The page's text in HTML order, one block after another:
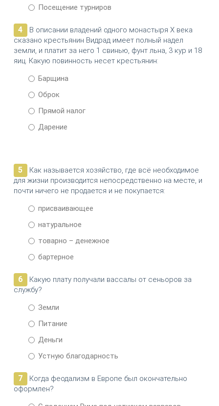
Посещение турниров
4
В описании владений одного монастыря X века
сказано крестьянин Видрад имеет полный надел
земли, и платит за него 1 свинью, фунт льна, 3 кур и 18
яиц. Какую повинность несет крестьянин:
Барщина
Оброк
Прямой налог
Дарение
5
Как называется хозяйство, где всё необходимое
для жизни производится непосредственно на месте, и
почти ничего не продается и не покупается:
присваивающее
натуральное
товарно – денежное
бартерное
6
Какую плату получали вассалы от сеньоров за
службу?
Земли
Питание
Деньги
Устную благодарность
7
Когда феодализм в Европе был окончательно
оформлен?